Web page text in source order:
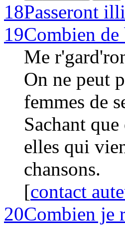
18Passeront
19Combien de
Me
On ne peut
femmes de
Sachant
elles qui
chansons.
[contact
20Combien je